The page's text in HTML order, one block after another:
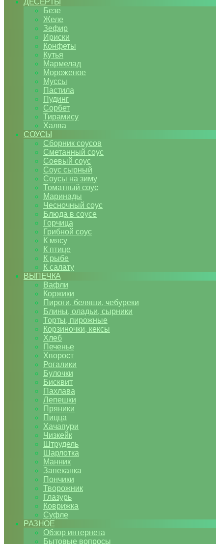
ДЕСЕРТЫ
Безе
Желе
Зефир
Ириски
Конфеты
Кутья
Мармелад
Мороженое
Муссы
Пастила
Пудинг
Сорбет
Тирамису
Халва
СОУСЫ
Сборник соусов
Сметанный соус
Соевый соус
Соус сырный
Соусы на зиму
Томатный соус
Маринады
Чесночный соус
Блюда в соусе
Горчица
Грибной соус
К мясу
К птице
К рыбе
К салату
ВЫПЕЧКА
Вафли
Коржики
Пироги, беляши, чебуреки
Блины, оладьи, сырники
Торты, пирожные
Корзиночки, кексы
Хлеб
Печенье
Хворост
Рогалики
Булочки
Бисквит
Пахлава
Лепешки
Пряники
Пицца
Хачапури
Чизкейк
Штрудель
Шарлотка
Манник
Запеканка
Пончики
Творожник
Глазурь
Коврижка
Суфле
РАЗНОЕ
Обзор интернета
Бытовые вопросы